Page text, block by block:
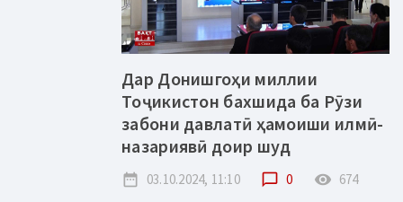
Дар Донишгоҳи миллии
Тоҷикистон бахшида ба Рӯзи
забони давлатӣ ҳамоиши илмӣ-
назариявӣ доир шуд
date_range 03.10.2024, 11:10 chat_bubble_outline 0 remove_red_eye 674